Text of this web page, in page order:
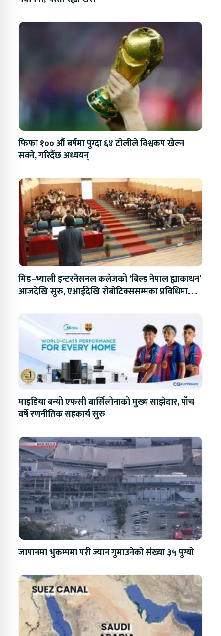
फिफा १०० औं बर्षमा पुग्दा ६४ टोलीले विश्वकप खेल्न
सक्ने, गरिदैँछ अध्ययन्
मिड–भ्याली इन्टरनेसनल कलेजको ‘बिल्ड नेपाल ह्याकाथन’
आजदेखि सुरु, एआईदेखि रोबोटिक्ससम्मका प्रविधिमा
माइडिया बन्यो एफसी बार्सिलोनाको मुख्य साझेदार, पाँच
वर्षे रणनीतिक सहकार्य सुरु
जापानमा भुकम्पमा परी ज्यान गुमाउनेको संख्या ३५ पुग्यो